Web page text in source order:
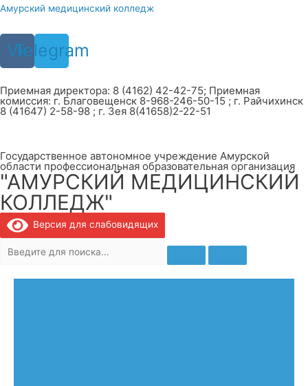
Перейти
содержимому
Амурский медицинский колледж
Vk
Telegram
Приемная директора: 8 (4162) 42-42-75; Приемная
комиссия: г. Благовещенск 8-968-246-50-15 ; г. Райчихинск
8 (41647) 2-58-98 ; г. Зея 8(41658)2-22-51
Государственное автономное учреждение Амурской
области профессиональная образовательная организация
"АМУРСКИЙ МЕДИЦИНСКИЙ
КОЛЛЕДЖ"
Версия для слабовидящих